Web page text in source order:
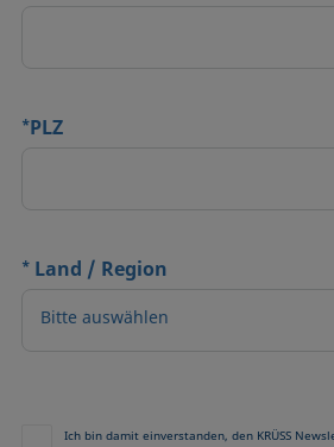
*PLZ
* Land / Region
Bitte auswählen
Ich bin damit einverstanden, den KRÜSS